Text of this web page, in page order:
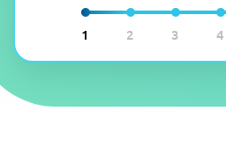
1 2 3 4